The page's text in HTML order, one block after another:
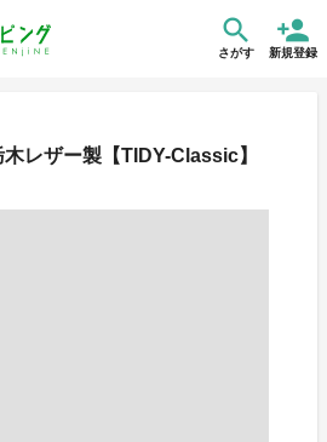
さがす 新規登録
木レザー製【TIDY-Classic】